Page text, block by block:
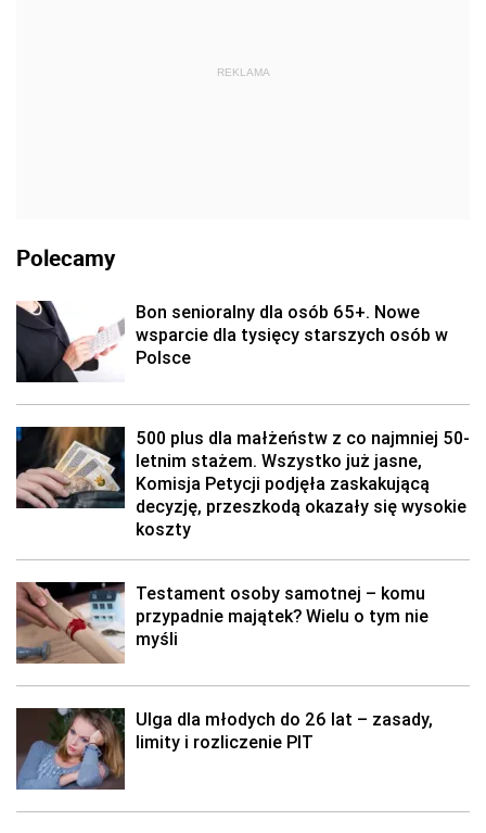
REKLAMA
Polecamy
Bon senioralny dla osób 65+. Nowe
wsparcie dla tysięcy starszych osób w
Polsce
500 plus dla małżeństw z co najmniej 50-
letnim stażem. Wszystko już jasne,
Komisja Petycji podjęła zaskakującą
decyzję, przeszkodą okazały się wysokie
koszty
Testament osoby samotnej – komu
przypadnie majątek? Wielu o tym nie
myśli
Ulga dla młodych do 26 lat – zasady,
limity i rozliczenie PIT